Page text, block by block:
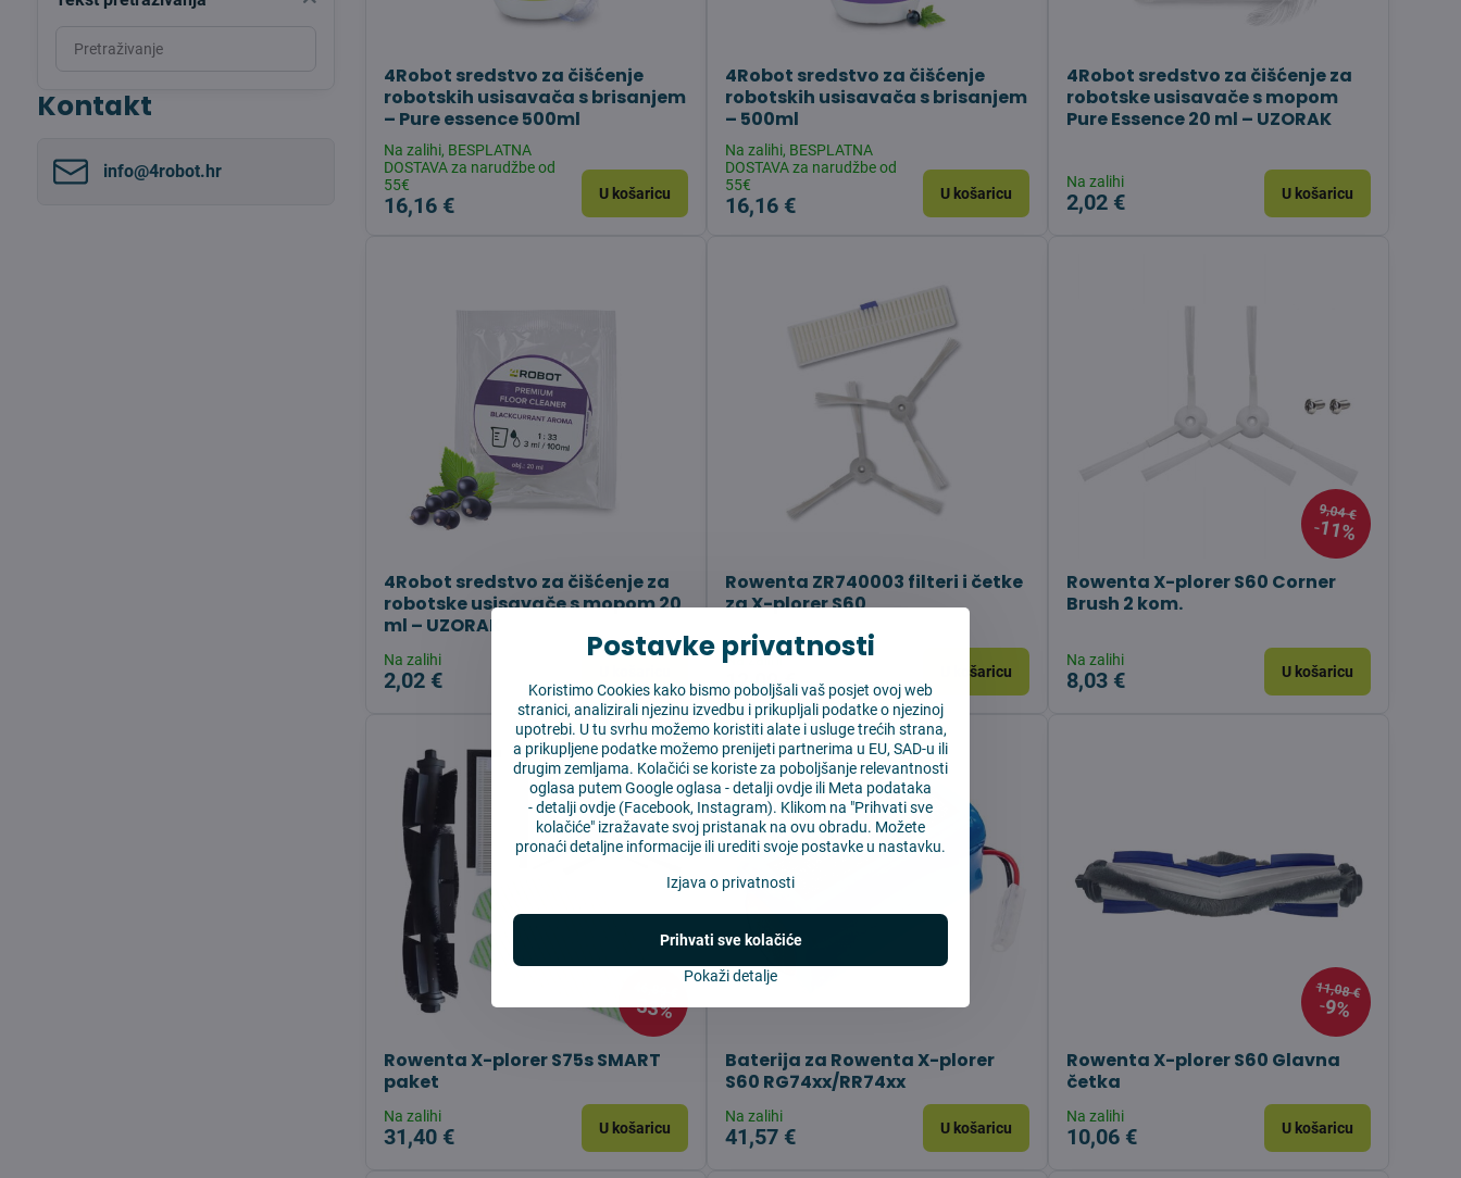
4Robot sredstvo za čišćenje
robotskih usisavača s brisanjem
– Pure essence 500ml
Na zalihi, BESPLATNA
DOSTAVA za narudžbe od
55€
16,16 € U košaricu
4Robot sredstvo za čišćenje
robotskih usisavača s brisanjem
– 500ml
Na zalihi, BESPLATNA
DOSTAVA za narudžbe od
55€
16,16 € U košaricu
4Robot sredstvo za čišćenje za
robotske usisavače s mopom
Pure Essence 20 ml – UZORAK
Na zalihi
2,02 € U košaricu
4Robot sredstvo za čišćenje za
robotske usisavače s mopom 20
ml – UZORAK
Na zalihi
2,02 €
Rowenta ZR740003 filteri i četke
za X-plorer S60
Na zalihi
12,09 € U košaricu
9,04 €
11%
Rowenta X-plorer S60 Corner
Brush 2 kom.
Na zalihi
8,03 € U košaricu
33%
Rowenta X-plorer S75s SMART
paket
Na zalihi
31,40 € U košaricu
Baterija za Rowenta X-plorer
S60 RG74xx/RR74xx
Na zalihi
41,57 € U košaricu
11,08 €
9%
Rowenta X-plorer S60 Glavna
četka
Na zalihi
10,06 € U košaricu
by
Kontakt
info​@4robot​.hr
Postavke privatnosti
Koristimo Cookies kako bismo poboljšali vaš posjet ovoj web
stranici, analizirali njezinu izvedbu i prikupljali podatke o njezinoj
upotrebi. U tu svrhu možemo koristiti alate i usluge trećih strana,
a prikupljene podatke možemo prenijeti partnerima u EU, SAD-u ili
drugim zemljama. Kolačići se koriste za poboljšanje relevantnosti
oglasa putem Google oglasa -detalji ovdje ili Meta podataka
-detalji ovdje (Facebook, Instagram). Klikom na "Prihvati sve
kolačiće" izražavate svoj pristanak na ovu obradu. Možete
pronaći detaljne informacije ili urediti svoje postavke u nastavku.
Izjava o privatnosti
Pokaži detalje
Prihvati sve kolačiće